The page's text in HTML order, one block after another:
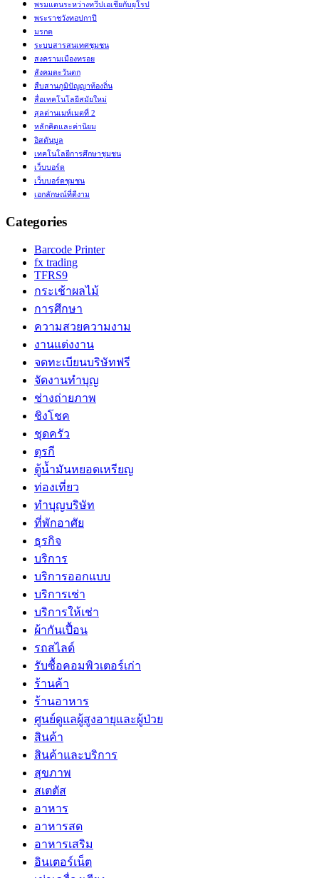
พรมแดนระหว่างทวีปเอเชียกับยุโรป
พระราชวังทอปกาปี
มรกต
ระบบสารสนเทศชุมชน
สงครามเมืองทรอย
สังคมตะวันตก
สืบสานภูมิปัญญาท้องถิ่น
สื่อเทคโนโลยีสมัยใหม่
สุลต่านเมห์เมตที่ 2
หลักคิดและค่านิยม
อิสตันบูล
เทคโนโลยีการศึกษาชุมชน
เว็บบอร์ด
เว็บบอร์ดชุมชน
เอกลักษณ์ที่ดีงาม
Categories
Barcode Printer
fx trading
TFRS9
กระเช้าผลไม้
การศึกษา
ความสวยความงาม
งานแต่งงาน
จดทะเบียนบริษัทฟรี
จัดงานทำบุญ
ช่างถ่ายภาพ
ชิงโชค
ชุดครัว
ตุรกี
ตู้น้ำมันหยอดเหรียญ
ท่องเที่ยว
ทำบุญบริษัท
ที่พักอาศัย
ธุรกิจ
บริการ
บริการออกแบบ
บริการเช่า
บริการให้เช่า
ผ้ากันเปื้อน
รถสไลด์
รับซื้อคอมพิวเตอร์เก่า
ร้านค้า
ร้านอาหาร
ศูนย์ดูแลผู้สูงอายุและผู้ป่วย
สินค้า
สินค้าและบริการ
สุขภาพ
สเตตัส
อาหาร
อาหารสด
อาหารเสริม
อินเตอร์เน็ต